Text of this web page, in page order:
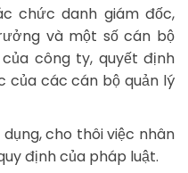
chức danh giám đốc,
và một số cán bộ
công ty, quyết định
của các cán bộ quản lý
cho thôi việc nhân
định của pháp luật.